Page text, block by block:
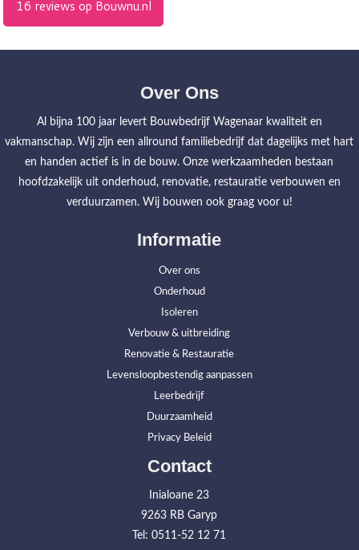
Over Ons
Al bijna 100 jaar levert Bouwbedrijf Wagenaar kwaliteit en
vakmanschap. Wij zijn een allround familiebedrijf dat dagelijks met hart
en handen actief is in de bouw. Onze werkzaamheden bestaan
hoofdzakelijk uit onderhoud, renovatie, restauratie verbouwen en
verduurzamen. Wij bouwen ook graag voor u!
Informatie
Over ons
Onderhoud
Isoleren
Verbouw & uitbreiding
Renovatie & Restauratie
Levensloopbestendig aanpassen
Leerbedrijf
Duurzaamheid
Privacy Beleid
Contact
Inialoane 23
9263 RB Garyp
Tel: 0511-52 12 71